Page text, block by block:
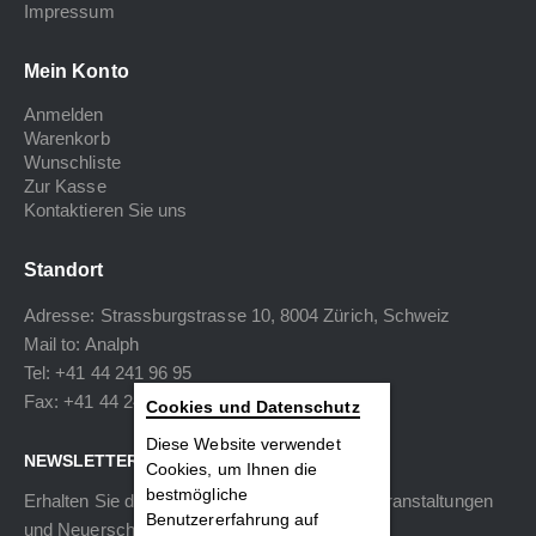
Impressum
Mein Konto
Anmelden
Warenkorb
Wunschliste
Zur Kasse
Kontaktieren Sie uns
Standort
Adresse: Strassburgstrasse 10, 8004 Zürich, Schweiz
Mail to: Analph
Tel: +41 44 241 96 95
Fax: +41 44 240 34 40
NEWSLETTER
Erhalten Sie die neuesten Informationen zu Veranstaltungen
und Neuerscheinungen.
Cookies und Datenschutz
Diese Website verwendet
Cookies, um Ihnen die
bestmögliche
Benutzererfahrung auf